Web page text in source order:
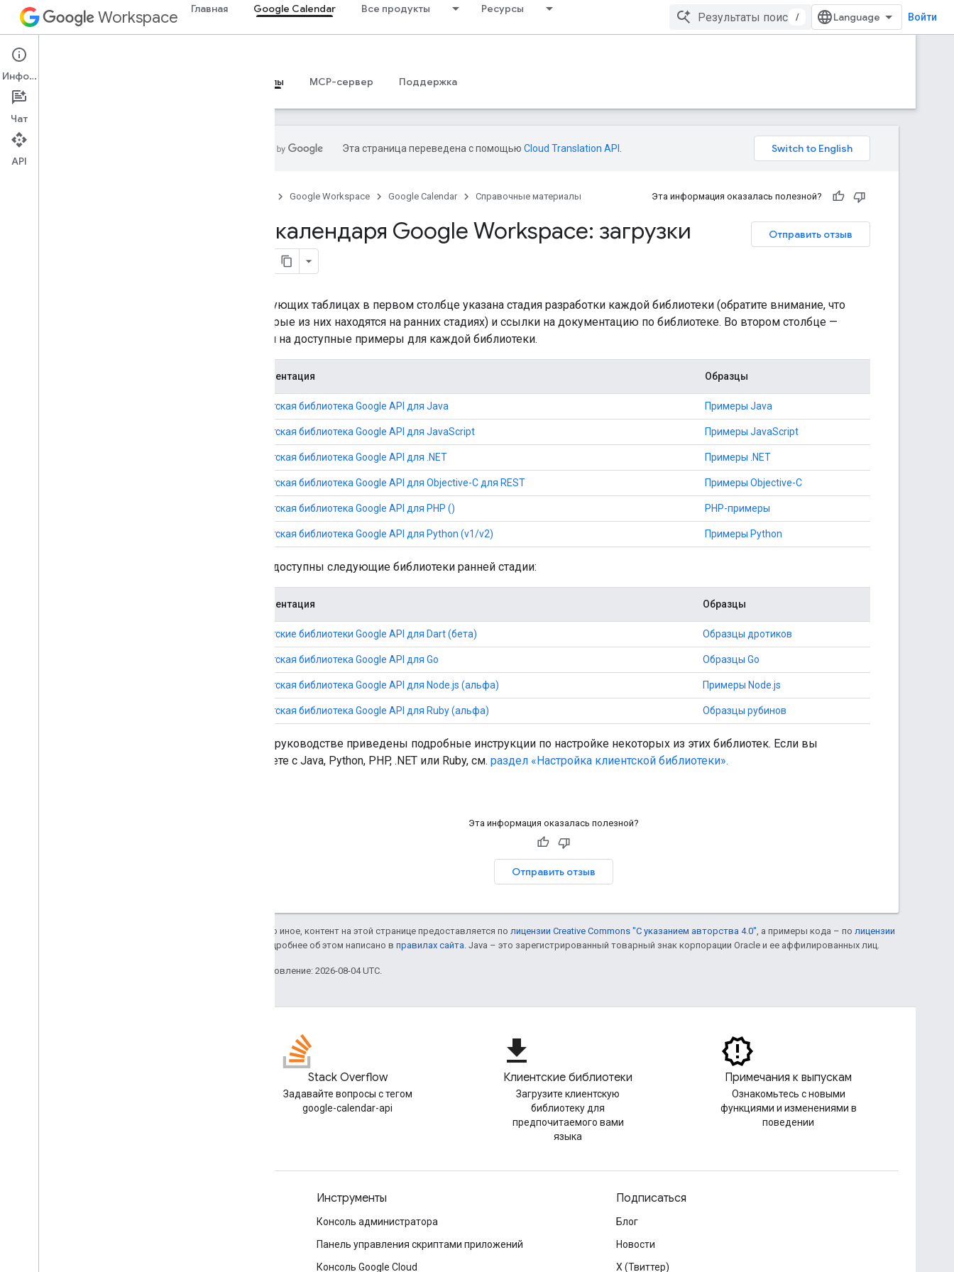
Workspace Главная Google Calendar Все продукты Ресурсы
/ Войти
Google Calendar
Обзор Справочные материалы MCP-сервер Поддержка
Эта страница переведена с помощью Cloud Translation API
Google Workspace Google Calendar Справочные материалы Эта информация оказалась полезной?
Отправить отзыв
API календаря Google Workspace: загрузки
В следующих таблицах в первом столбце указана стадия разработки каждой библиотеки (обратите внимание, что
некоторые из них находятся на ранних стадиях) и ссылки на документацию по библиотеке. Во втором столбце —
ссылки на доступные примеры для каждой библиотеки.
Документация Образцы
Клиентская библиотека Google API для Java Примеры Java
Клиентская библиотека Google API для JavaScript Примеры JavaScript
Клиентская библиотека Google API для .NET Примеры .NET
Клиентская библиотека Google API для Objective-C для REST Примеры Objective-C
Клиентская библиотека Google API для PHP () PHP-примеры
Клиентская библиотека Google API для Python (v1/v2) Примеры Python
Также доступны следующие библиотеки ранней стадии:
Документация Образцы
Клиентские библиотеки Google API для Dart (бета) Образцы дротиков
Клиентская библиотека Google API для Go Образцы Go
Клиентская библиотека Google API для Node.js (альфа) Примеры Node.js
Клиентская библиотека Google API для Ruby (альфа) Образцы рубинов
В этом руководстве приведены подробные инструкции по настройке некоторых из этих библиотек. Если вы
работаете с Java, Python, PHP, .NET или Ruby, см. раздел «Настройка клиентской библиотеки».
Эта информация оказалась полезной?
Отправить отзыв
Если не указано иное, контент на этой странице предоставляется по лицензии Creative Commons "С указанием авторства 4.0" , а примеры кода – по лицензии
. Подробнее об этом написано в правилах сайта . Java – это зарегистрированный товарный знак корпорации Oracle и ее аффилированных лиц.
Последнее обновление: 2026-08-04 UTC.
Stack Overflow
Задавайте вопросы с тегом
google-calendar-api
file_download
Клиентские библиотеки
Загрузите клиентскую
библиотеку для
предпочитаемого вами
языка
Примечания к выпускам
Ознакомьтесь с новыми
функциями и изменениями в
поведении
Инструменты
Консоль администратора
Панель управления скриптами приложений
Консоль Google Cloud
Подписаться
Блог
Новости
X (Твиттер)
Информация
Чат
API